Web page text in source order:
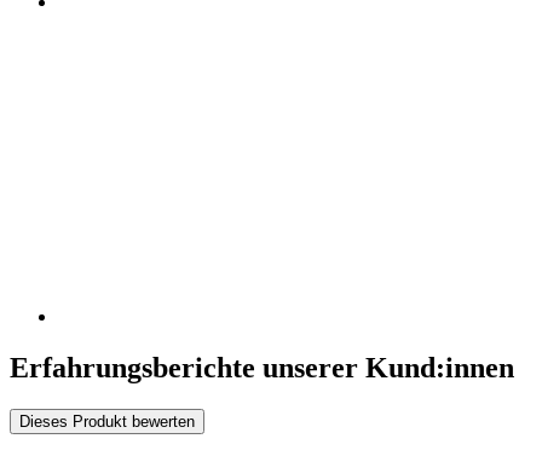
Erfahrungsberichte unserer Kund:innen
Dieses Produkt bewerten